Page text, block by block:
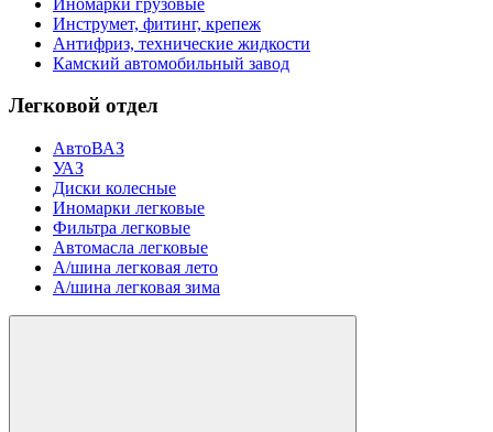
Инструмет, фитинг, крепеж
Антифриз, технические жидкости
Камский автомобильный завод
Легковой отдел
АвтоВАЗ
УАЗ
Диски колесные
Иномарки легковые
Фильтра легковые
Автомасла легковые
А/шина легковая лето
А/шина легковая зима